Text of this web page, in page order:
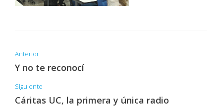
Anterior
Y no te reconocí
Siguiente
Cáritas UC, la primera y única radio